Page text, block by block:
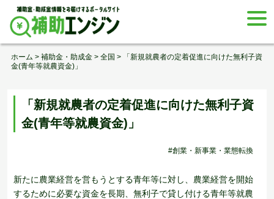
Skip
content
ホーム > 補助金・助成金 > 全国 >
「新規就農者の定着促進に向けた無利子資
金(青年等就農資金)」
「新規就農者の定着促進に向けた無利子資
金(青年等就農資金)」
#創業・新事業・業態転換
新たに農業経営を営もうとする青年等に対し、農業経営を開始
するために必要な資金を長期、無利子で貸し付ける青年等就農